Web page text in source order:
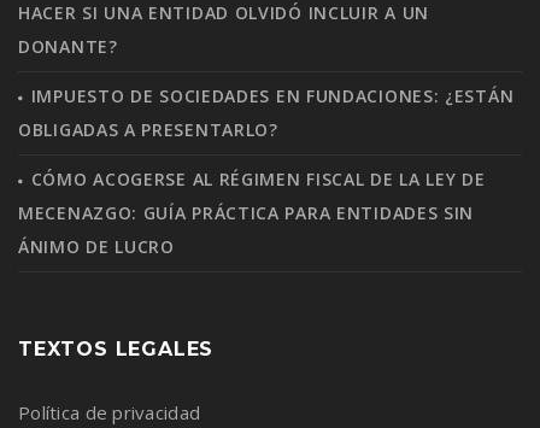
HACER SI UNA ENTIDAD OLVIDÓ INCLUIR A UN
DONANTE?
IMPUESTO DE SOCIEDADES EN FUNDACIONES: ¿ESTÁN
OBLIGADAS A PRESENTARLO?
CÓMO ACOGERSE AL RÉGIMEN FISCAL DE LA LEY DE
MECENAZGO: GUÍA PRÁCTICA PARA ENTIDADES SIN
ÁNIMO DE LUCRO
TEXTOS LEGALES
Política de privacidad